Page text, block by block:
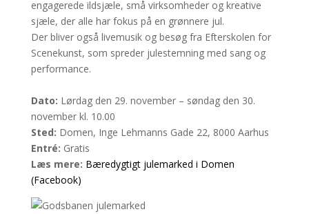
engagerede ildsjæle, små virksomheder og kreative
sjæle, der alle har fokus på en grønnere jul.
Der bliver også livemusik og besøg fra Efterskolen for
Scenekunst, som spreder julestemning med sang og
performance.
Dato: Lørdag den 29. november – søndag den 30.
november kl. 10.00
Sted: Domen, Inge Lehmanns Gade 22, 8000 Aarhus
Entré: Gratis
Læs mere: Bæredygtigt julemarked i Domen
(Facebook)